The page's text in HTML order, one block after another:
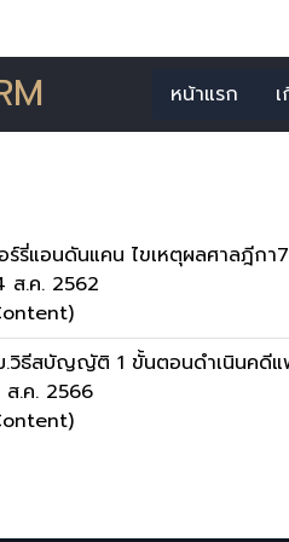
หน้าแรก
ร์รี่แอนดันแคน ไขเหตุผลศาลฎีก
ส.ค. 2562
.วิธีสบัญญัติ 1 ขั้นตอนดำเนินคดีแ
ส.ค. 2566